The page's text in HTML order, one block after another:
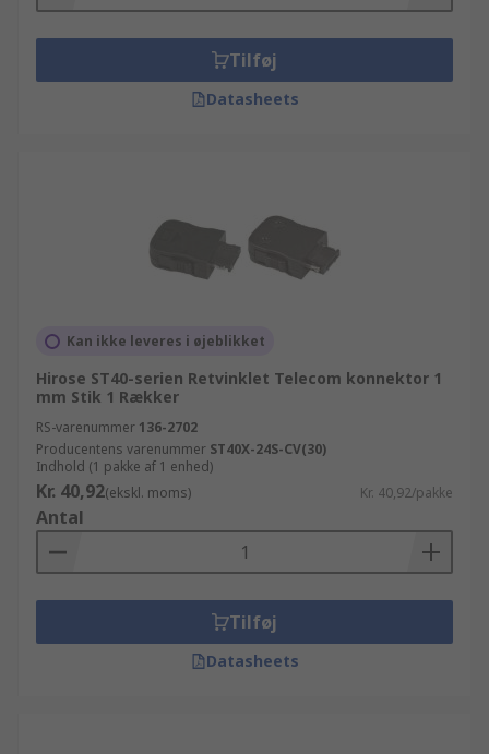
hjælp til dine produkter, står vores tekniske team
klar til at hjælpe dig. På vores hjemmeside kan du
sortere resultaterne af din søgning efter mærke,
producent, lagerstatus eller en mængde andre
parametre, som repræsenter vores komplette
Tilføj
Datasheets
Kan ikke leveres i øjeblikket
Hirose ST40-serien Retvinklet Telecom konnektor 1
mm Stik 1 Rækker
RS-varenummer 136-2702
Producentens varenummer ST40X-24S-CV(30)
Indhold (1 pakke af 1 enhed)
Kr. 40,92(ekskl. moms) Kr. 40,92/pakke
Antal
Tilføj
Datasheets